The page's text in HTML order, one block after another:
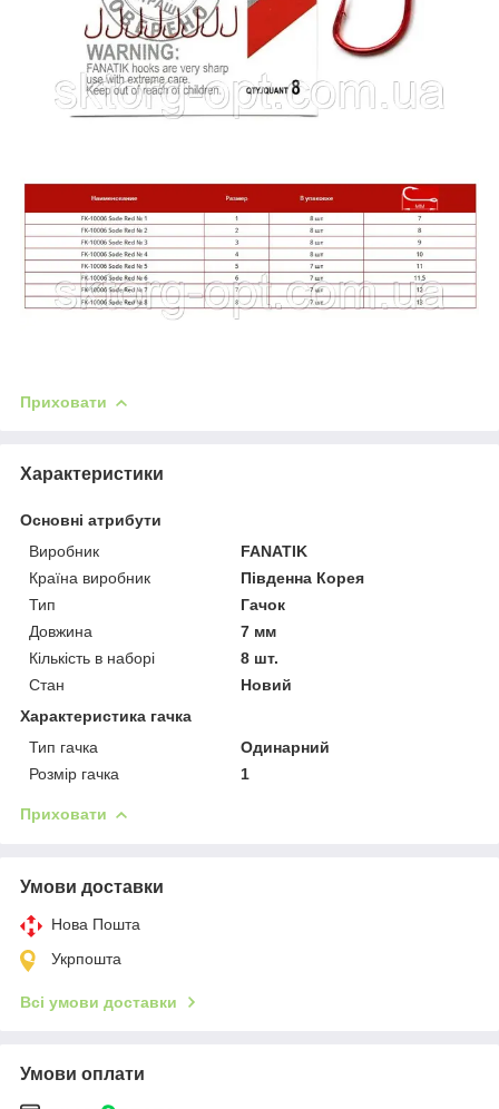
Приховати
Характеристики
Основні атрибути
Виробник
FANATIK
Країна виробник
Південна Корея
Тип
Гачок
Довжина
7 мм
Кількість в наборі
8 шт.
Стан
Новий
Характеристика гачка
Тип гачка
Одинарний
Розмір гачка
1
Приховати
Умови доставки
Нова Пошта
Укрпошта
Всі умови доставки
Умови оплати